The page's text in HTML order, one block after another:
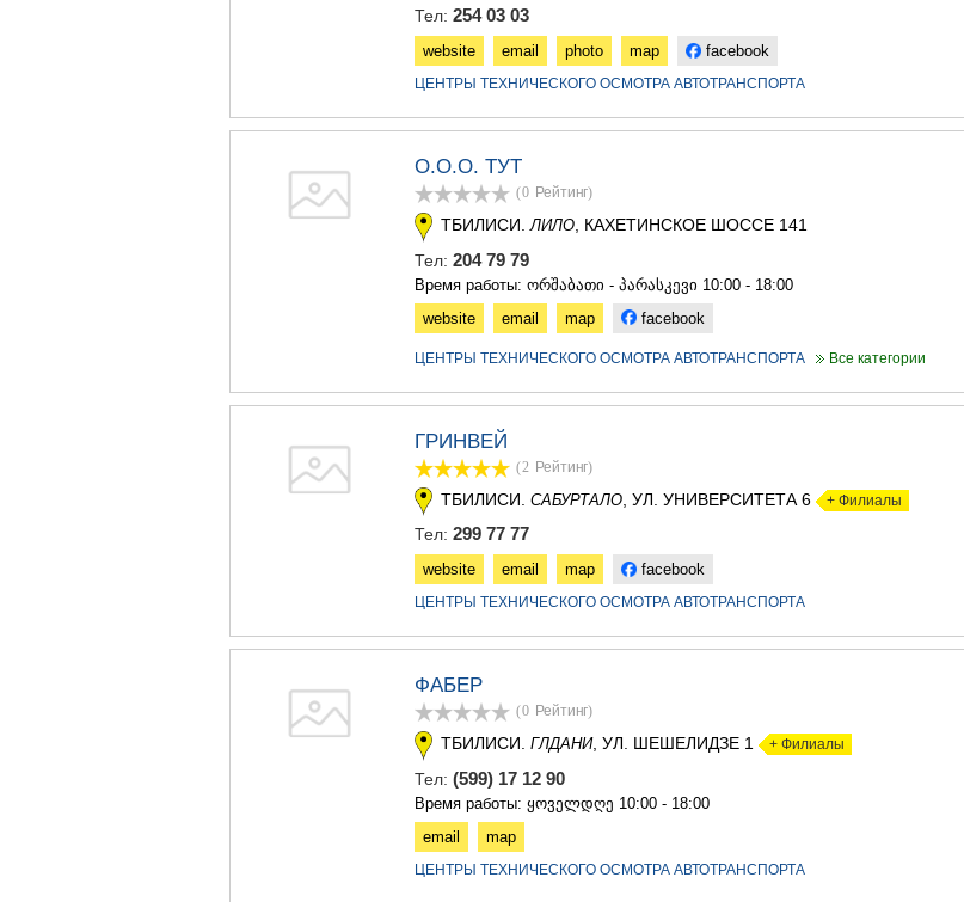
Тел: 254 03 03
website email photo map facebook
ЦЕНТРЫ ТЕХНИЧЕСКОГО ОСМОТРА АВТОТРАНСПОРТА
О.О.О. ТУТ
(0 Рейтинг)
ТБИЛИСИ.ЛИЛО, КАХЕТИНСКОЕ ШОССЕ 141
Тел: 204 79 79
Время работы: ორშაბათი - პარასკევი 10:00 - 18:00
website
email map facebook
ЦЕНТРЫ ТЕХНИЧЕСКОГО ОСМОТРА АВТОТРАНСПОРТА Все категории
ГРИНВЕЙ
(2 Рейтинг)
ТБИЛИСИ. САБУРТАЛО , УЛ. УНИВЕРСИТЕТА 6 + Филиалы
Тел: 299 77 77
website email map facebook
ЦЕНТРЫ ТЕХНИЧЕСКОГО ОСМОТРА АВТОТРАНСПОРТА
ФАБЕР
(0 Рейтинг)
ТБИЛИСИ. ГЛДАНИ, УЛ. ШЕШЕЛИДЗЕ 1 + Филиалы
Тел: (599) 17 12 90
Время работы: ყოველდღე 10:00 - 18:00
email
map
ЦЕНТРЫ ТЕХНИЧЕСКОГО ОСМОТРА АВТОТРАНСПОРТА